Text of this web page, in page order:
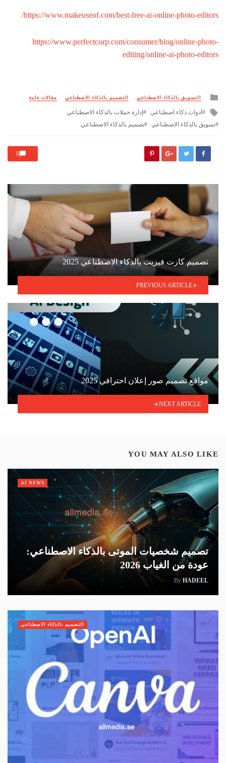
https://www.makeuseof.com/best-free-ai-online-photo-editors/
https://www.perfectcorp.com/consumer/blog/online-photo-
editing/online-ai-photo-editors
Posted
التسويق بالذكاء الاصطناعي التصميم بالذكاء الاصطناعي مقالات عامة
Tagged
with
أدوات ذكاء اصطناعي
إدارة حملات بالذكاء الاصطناعي
تسويق بالذكاء الاصطناعي
تصميم بالذكاء الاصطناعي
0
تصميم كارت فيزيت بالذكاء الاصطناعي 2025
PREVIOUS ARTICLE
مواقع تصميم صور إعلان احترافي 2025
NEXT ARTICLE
YOU MAY ALSO LIKE
تصميم شخصيات الموتى بالذكاء الاصطناعي:
عودة من الغياب 2026
By HADEEL
AI NEWS
التصميم بالذكاء الاصطناعي